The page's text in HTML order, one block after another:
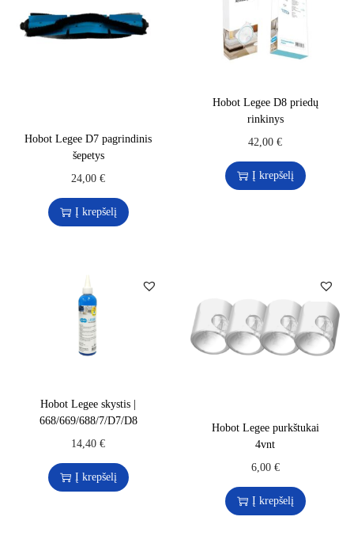
Hobot Legee D7 pagrindinis
šepetys
24,00€
Į krepšelį
Hobot Legee D8 priedų
rinkinys
42,00€
Į krepšelį
Hobot Legee skystis |
668/669/688/7/D7/D8
14,40€
Į krepšelį
Hobot Legee purkštukai
4vnt
6,00 €
Į krepšelį